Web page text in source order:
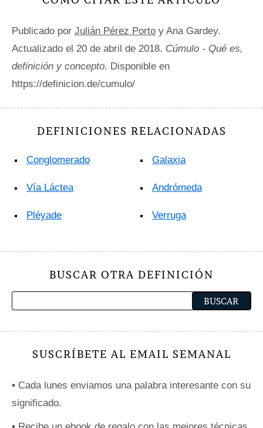
Publicado por Julián Pérez Porto y Ana Gardey.
Actualizado el 20 de abril de 2018. Cúmulo - Qué es,
definición y concepto. Disponible en
https://definicion.de/cumulo/
DEFINICIONES RELACIONADAS
Conglomerado
Vía Láctea
Pléyade
Galaxia
Andrómeda
Verruga
BUSCAR OTRA DEFINICIÓN
SUSCRÍBETE AL EMAIL SEMANAL
• Cada lunes enviamos una palabra interesante con su
significado.